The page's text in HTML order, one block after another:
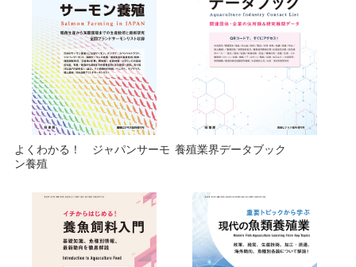
よくわかる！ ジャパンサーモ
ン養殖
養殖業界データブック